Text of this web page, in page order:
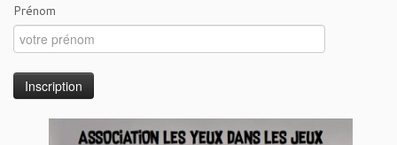
Prénom